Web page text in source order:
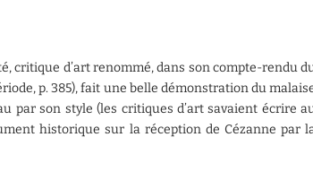
critique d’art renommé, dans son compte-rendu
p. 385), fait une belle démonstration du
par son style (les critiques d’art savaient écrire
historique sur la réception de Cézanne par